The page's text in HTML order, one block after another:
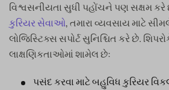
વિશ્વસનીયતા સુધી પહોંચને પણ સક્ષમ કરે
કુરિયર સેવાઓ, તમારા વ્યવસાય માટે
લોજિસ્ટિક્સ સપોર્ટ સુનિશ્ચિત કરે છે.
લાક્ષણિકતાઓમાં શામેલ છે:
પસંદ કરવા માટે બહુવિધ કુરિયર